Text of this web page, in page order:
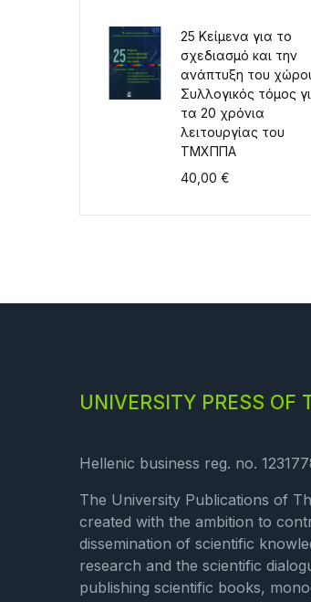
25 Κείμενα για το
σχεδιασμό και την
ανάπτυξη του
Συλλογικός τόμος
τα 20 χρόνια
λειτουργίας του
ΤΜΧΠΠΑ
40,00 €
UNIVERSITY PRESS OF
Hellenic business reg. no.
The University Publications of
created with the ambition to
dissemination of scientific
research and the scientific
publishing scientific books,